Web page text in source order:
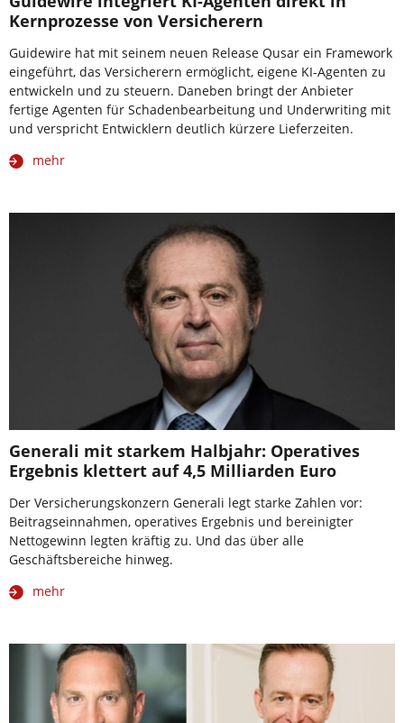
Kernprozesse von Versicherern
Guidewire hat mit seinem neuen Release Qusar ein Framework
eingeführt, das Versicherern ermöglicht, eigene KI-Agenten zu
entwickeln und zu steuern. Daneben bringt der Anbieter
fertige Agenten für Schadenbearbeitung und Underwriting mit
und verspricht Entwicklern deutlich kürzere Lieferzeiten.
mehr
Generali mit starkem Halbjahr: Operatives
Ergebnis klettert auf 4,5 Milliarden Euro
Der Versicherungskonzern Generali legt starke Zahlen vor:
Beitragseinnahmen, operatives Ergebnis und bereinigter
Nettogewinn legten kräftig zu. Und das über alle
Geschäftsbereiche hinweg.
mehr